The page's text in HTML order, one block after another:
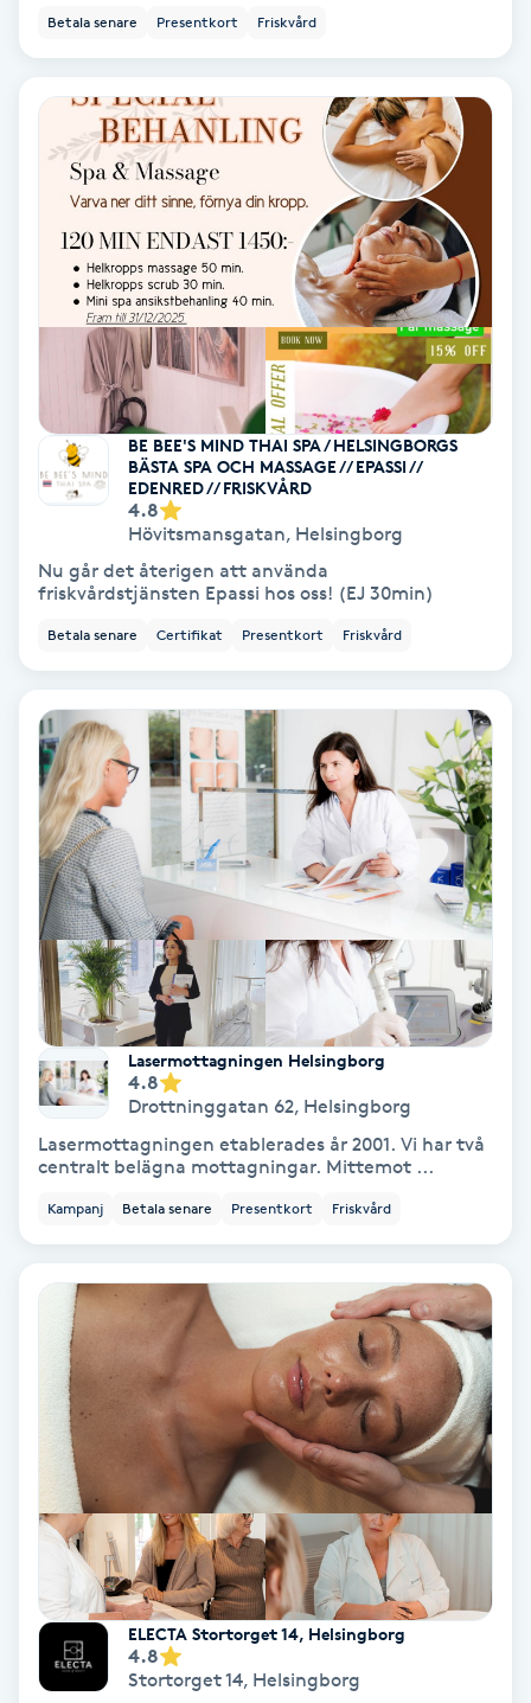
Makeup
Manikyr & Pedikyr
Massage
Medial vägledning
Medicinsk massage
Meditation
Medium
Megavolymfransar
Mesoterapi
MicroPen
Microshading
Mixfransar
Nagelförlängning
Nagelförlängning akryl
Nagelförlängning silke
Nagelförstärkning
Nagelklippning
Nagelsvamp
Nageltrång
Nagelvård
Betala senare Presentkort Friskvård
BE BEE'S MIND THAI SPA / HELSINGBORGS
BÄSTA SPA OCH MASSAGE // EPASSI //
EDENRED // FRISKVÅRD
4.8
Hövitsmansgatan, Helsingborg
Nu går det återigen att använda
friskvårdstjänsten Epassi hos oss! (EJ 30min)
Betala senare Certifikat Presentkort Friskvård
Lasermottagningen Helsingborg
4.8
Drottninggatan 62, Helsingborg
Lasermottagningen etablerades år 2001. Vi har två
centralt belägna mottagningar. Mittemot ...
Kampanj Betala senare Presentkort Friskvård
ELECTA Stortorget 14, Helsingborg
4.8
Stortorget 14, Helsingborg